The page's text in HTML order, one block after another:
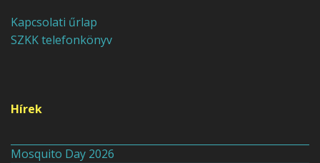
Kapcsolati űrlap
SZKK telefonkönyv
Hírek
Mosquito Day 2026